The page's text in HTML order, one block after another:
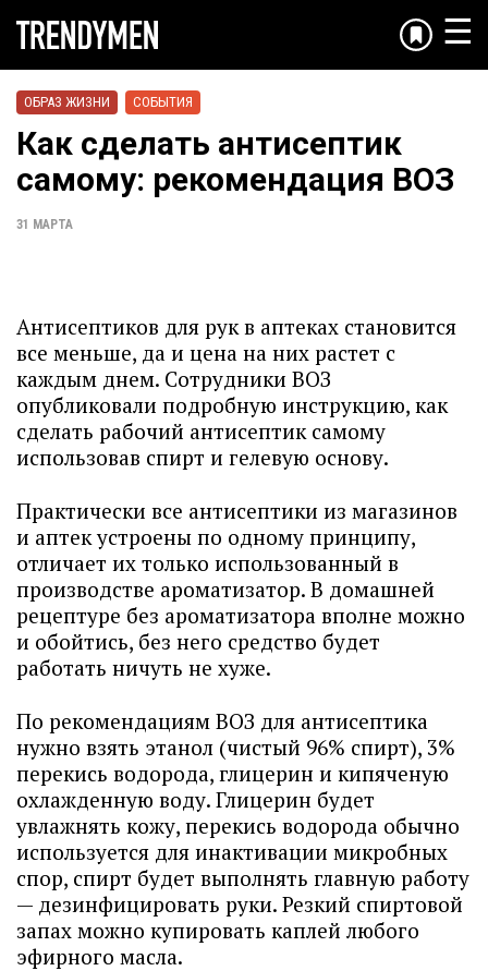
☰
ОБРАЗ ЖИЗНИ СОБЫТИЯ
Как сделать антисептик
самому: рекомендация ВОЗ
31 МАРТА
Антисептиков для рук в аптеках становится
все меньше, да и цена на них растет с
каждым днем. Сотрудники ВОЗ
опубликовали подробную инструкцию, как
сделать рабочий антисептик самому
использовав спирт и гелевую основу.
Практически все антисептики из магазинов
и аптек устроены по одному принципу,
отличает их только использованный в
производстве ароматизатор. В домашней
рецептуре без ароматизатора вполне можно
и обойтись, без него средство будет
работать ничуть не хуже.
По рекомендациям ВОЗ для антисептика
нужно взять этанол (чистый 96% спирт), 3%
перекись водорода, глицерин и кипяченую
охлажденную воду. Глицерин будет
увлажнять кожу, перекись водорода обычно
используется для инактивации микробных
спор, спирт будет выполнять главную работу
— дезинфицировать руки. Резкий спиртовой
запах можно купировать каплей любого
эфирного масла.